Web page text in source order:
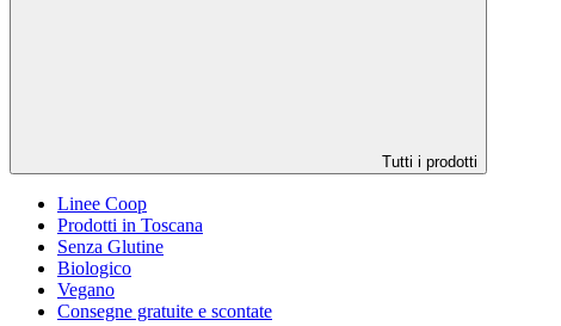
Tutti i prodotti
Linee Coop
Prodotti in Toscana
Senza Glutine
Biologico
Vegano
Consegne gratuite e scontate